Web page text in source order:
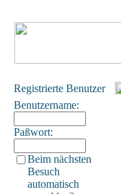
Registrierte Benutzer
Benutzername:
Paßwort:
Beim nächsten
Besuch
automatisch